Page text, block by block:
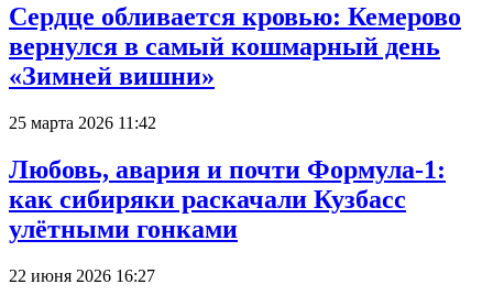
Сердце обливается кровью: Кемерово
вернулся в самый кошмарный день
«Зимней вишни»
25 марта 2026 11:42
Любовь, авария и почти Формула-1:
как сибиряки раскачали Кузбасс
улётными гонками
22 июня 2026 16:27